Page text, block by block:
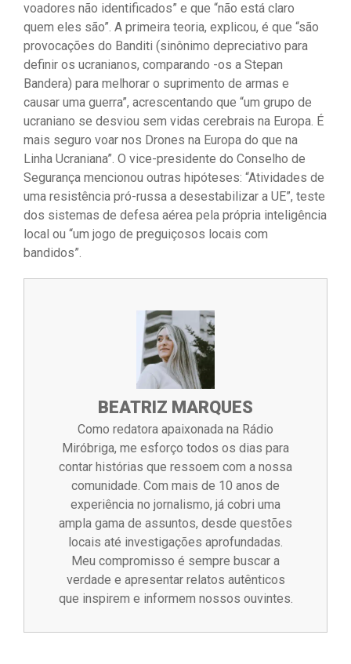
voadores não identificados” e que “não está claro
quem eles são”. A primeira teoria, explicou, é que “são
provocações do Banditi (sinônimo depreciativo para
definir os ucranianos, comparando -os a Stepan
Bandera) para melhorar o suprimento de armas e
causar uma guerra”, acrescentando que “um grupo de
ucraniano se desviou sem vidas cerebrais na Europa. É
mais seguro voar nos Drones na Europa do que na
Linha Ucraniana”. O vice-presidente do Conselho de
Segurança mencionou outras hipóteses: “Atividades de
uma resistência pró-russa a desestabilizar a UE”, teste
dos sistemas de defesa aérea pela própria inteligência
local ou “um jogo de preguiçosos locais com
bandidos”.
BEATRIZ MARQUES
Como redatora apaixonada na Rádio
Miróbriga, me esforço todos os dias para
contar histórias que ressoem com a nossa
comunidade. Com mais de 10 anos de
experiência no jornalismo, já cobri uma
ampla gama de assuntos, desde questões
locais até investigações aprofundadas.
Meu compromisso é sempre buscar a
verdade e apresentar relatos autênticos
que inspirem e informem nossos ouvintes.